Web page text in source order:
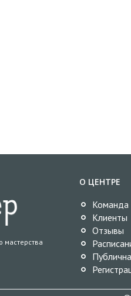
мастерства
О ЦЕНТРЕ
Команда
Клиенты
Отзывы